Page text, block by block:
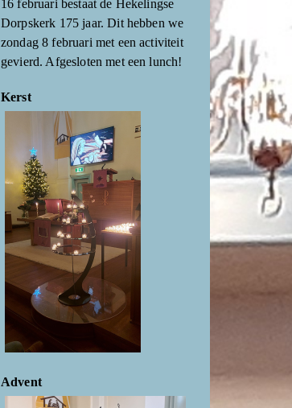
16 februari bestaat de Hekelingse
Dorpskerk 175 jaar. Dit hebben we
zondag 8 februari met een activiteit
gevierd. Afgesloten met een lunch!
Kerst
Advent